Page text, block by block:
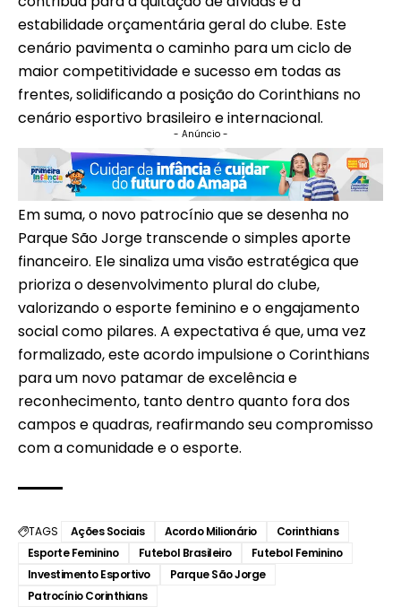
estabilidade orçamentária geral do clube. Este
cenário pavimenta o caminho para um ciclo de
maior competitividade e sucesso em todas as
frentes, solidificando a posição do Corinthians no
cenário esportivo brasileiro e internacional.
- Anúncio -
Em suma, o novo patrocínio que se desenha no
Parque São Jorge transcende o simples aporte
financeiro. Ele sinaliza uma visão estratégica que
prioriza o desenvolvimento plural do clube,
valorizando o esporte feminino e o engajamento
social como pilares. A expectativa é que, uma vez
formalizado, este acordo impulsione o Corinthians
para um novo patamar de excelência e
reconhecimento, tanto dentro quanto fora dos
campos e quadras, reafirmando seu compromisso
com a comunidade e o esporte.
TAGS Ações Sociais Acordo Milionário
Corinthians
Esporte Feminino
Futebol Brasileiro
Futebol Feminino
Investimento Esportivo
Parque São Jorge
Patrocínio Corinthians